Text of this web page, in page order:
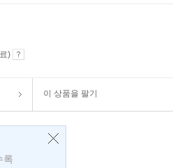
)
이 상품을 팔기
록